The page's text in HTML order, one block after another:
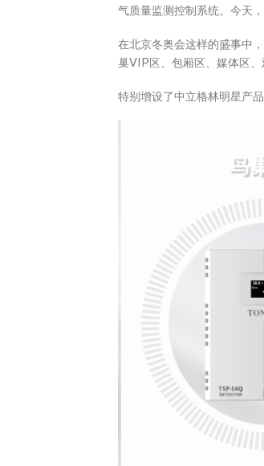
气质量监测控制系统。今天
在北京冬奥会这样的盛事中
巢VIP区、包厢区、媒体区
特别增设了中立格林明星产